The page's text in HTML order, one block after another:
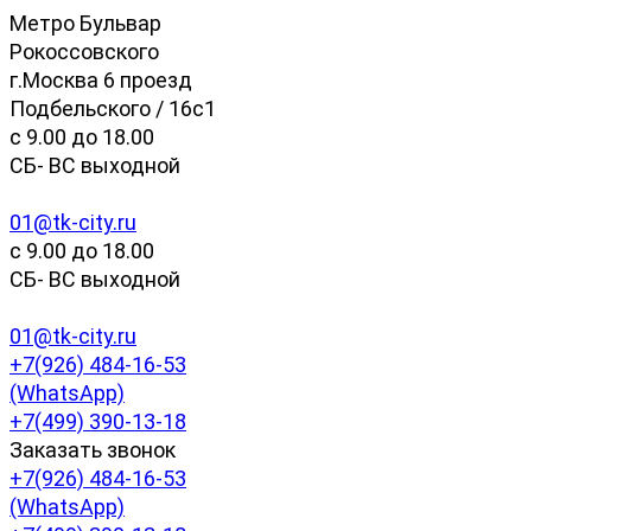
Метро Бульвар
Рокоссовского
г.Москва 6 проезд
Подбельского / 16с1
c 9.00 до 18.00
СБ- ВС выходной
01@tk-city.ru
c 9.00 до 18.00
СБ- ВС выходной
01@tk-city.ru
+7(926) 484-16-53
(WhatsApp)
+7(499) 390-13-18
Заказать звонок
+7(926) 484-16-53
(WhatsApp)